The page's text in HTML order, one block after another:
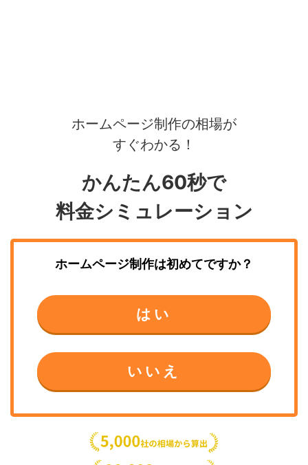
ホームページ制作の相場が
すぐわかる！
かんたん60秒で
料金シミュレーション
ホームページ制作は初めてですか？
はい
いいえ